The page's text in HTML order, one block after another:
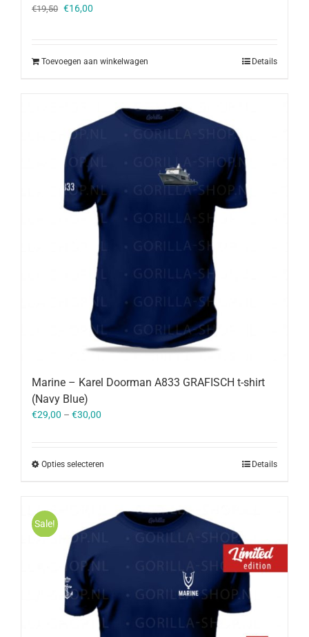
€19,50 Oorspronkelijke
€16,00
Toevoegen aan winkelwagen Details
Marine – Karel Doorman A833 GRAFISCH t-shirt
(Navy Blue)
€29,00 – €30,00
Opties selecteren Details
Sale!